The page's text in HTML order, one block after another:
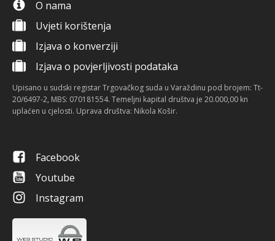
O nama
Uvjeti korištenja
Izjava o konverziji
Izjava o povjerljivosti podataka
Upisano u sudski registar Trgovačkog suda u Varaždinu pod brojem: Tt-
20/6497-2, MBS: 070181554. Temeljni kapital društva je 20.000,00 kn
uplaćen u cjelosti. Uprava društva: Nikola Košir.
Facebook
Youtube
Instagram